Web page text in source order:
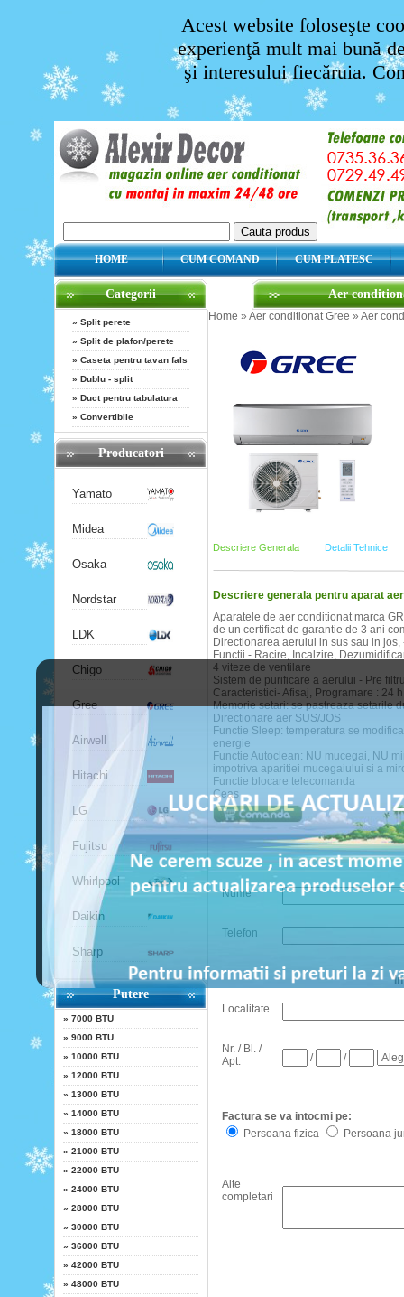
Acest website foloseşte
experienţă mult mai bună
şi interesului fiecăruia.
HOME CUM COMAND CUM PLATESC
Categorii
» Split perete
» Split de plafon/perete
» Caseta pentru tavan fals
» Dublu - split
» Duct pentru tabulatura
» Convertibile
Producatori
Yamato
Midea
Osaka
Nordstar
LDK
Chigo
Gree
Airwell
Hitachi
LG
Fujitsu
Whirlpool
Daikin
Sharp
Putere
» 7000 BTU
» 9000 BTU
» 10000 BTU
» 12000 BTU
» 13000 BTU
» 14000 BTU
» 18000 BTU
» 21000 BTU
» 22000 BTU
» 24000 BTU
» 28000 BTU
» 30000 BTU
» 36000 BTU
» 42000 BTU
» 48000 BTU
Aer
Home » Aer conditionat Gree » Aer
Descriere Generala Detalii Tehnice
Descriere generala pentru aparat
Aparatele de aer conditionat marca
de un certificat de garantie de 3 ani
Directionarea aerului in sus sau in jos,
Functii - Racire, Incalzire,
4 viteze de ventilare
Sistem de purificare a aerului - Pre
Caracteristici- Afisaj, Programare : 24
Memorie setari: se pastreaza setarile
Directionare aer SUS/JOS
Functie Sleep: temperatura se
energie
Functie Autoclean: NU mucegai, NU
impotriva aparitiei mucegaiului si a
Functie blocare telecomanda
Ceas
Nume
Telefon
Localitate
Nr. / Bl. /
Apt.
/ /
Factura se va intocmi pe:
Persoana fizica
Persoana
Alte
completari